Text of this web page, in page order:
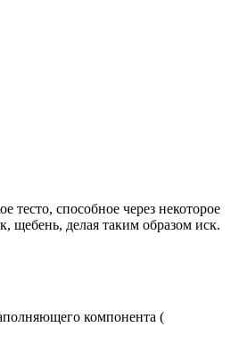
способное через некоторое
щебень, делая таким образом иск.
компонента (